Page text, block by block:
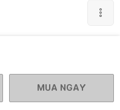
MUA NGAY